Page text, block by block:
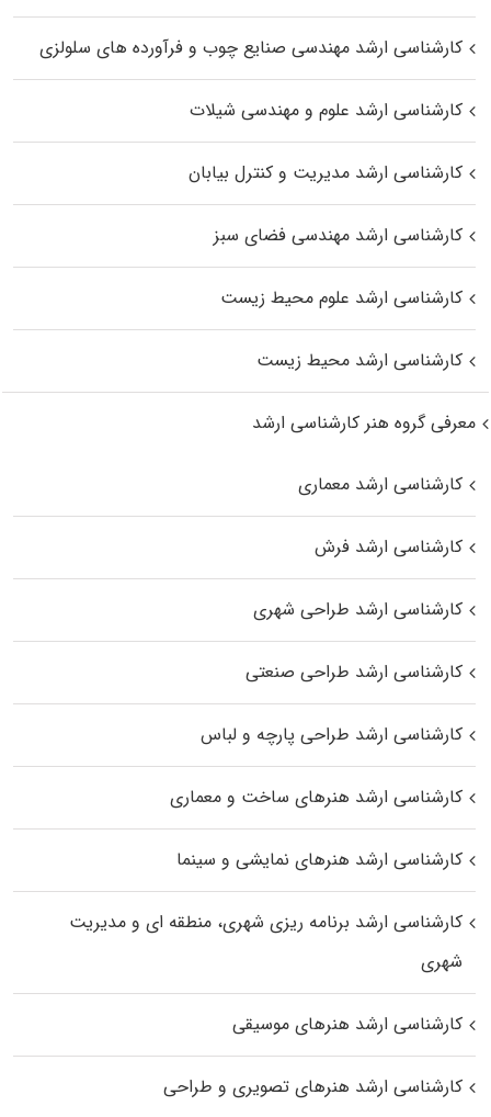
کارشناسی ارشد مهندسی صنایع چوب و فرآورده‌ های سلولزی
کارشناسی ارشد علوم و مهندسی شیلات
کارشناسی ارشد مدیریت و کنترل بیابان
کارشناسی ارشد مهندسی فضای سبز
کارشناسی ارشد علوم محیط‌ زیست
کارشناسی ارشد محیط زیست
معرفی گروه هنر کارشناسی ارشد
کارشناسی ارشد معماری
کارشناسی ارشد فرش
کارشناسی ارشد طراحی شهری
کارشناسی ارشد طراحی صنعتی
کارشناسی ارشد طراحی پارچه و لباس
کارشناسی ارشد هنرهای ساخت و معماری
کارشناسی ارشد هنرهای نمایشی و سینما
کارشناسی ارشد برنامه ریزی شهری، منطقه‌ ای و مدیریت
شهری
کارشناسی ارشد هنرهای موسیقی
کارشناسی ارشد هنرهای تصویری و طراحی